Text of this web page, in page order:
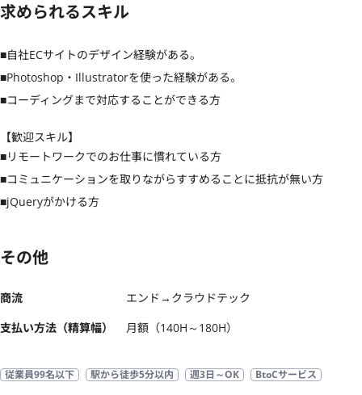
求められるスキル
■自社ECサイトのデザイン経験がある。
■Photoshop・Illustratorを使った経験がある。
■コーディングまで対応することができる方
【歓迎スキル】
■リモートワークでのお仕事に慣れている方
■コミュニケーションを取りながらすすめることに抵抗が無い方
■jQueryがかける方
その他
商流
エンド→クラウドテック
支払い方法（精算幅）
月額（140H～180H）
従業員99名以下 駅から徒歩5分以内 週3日～OK BtoCサービス